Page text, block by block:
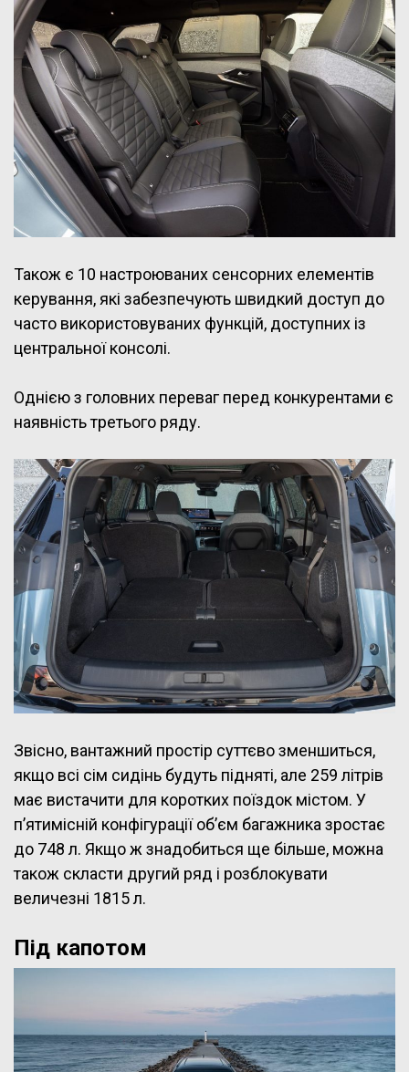
Також є 10 настроюваних сенсорних елементів
керування, які забезпечують швидкий доступ до
часто використовуваних функцій, доступних із
центральної консолі.
Однією з головних переваг перед конкурентами є
наявність третього ряду.
Звісно, вантажний простір суттєво зменшиться,
якщо всі сім сидінь будуть підняті, але 259 літрів
має вистачити для коротких поїздок містом. У
п’ятимісній конфігурації об’єм багажника зростає
до 748 л. Якщо ж знадобиться ще більше, можна
також скласти другий ряд і розблокувати
величезні 1815 л.
Під капотом